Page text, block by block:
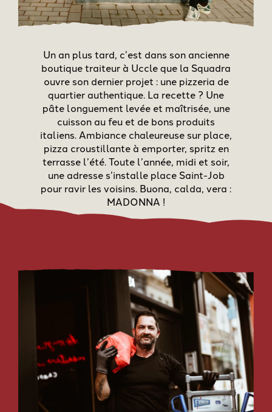
Un an plus tard, c’est dans son ancienne
boutique traiteur à Uccle que la Squadra
ouvre son dernier projet : une pizzeria de
quartier authentique. La recette ? Une
pâte longuement levée et maîtrisée, une
cuisson au feu et de bons produits
italiens. Ambiance chaleureuse sur place,
pizza croustillante à emporter, spritz en
terrasse l’été. Toute l’année, midi et soir,
une adresse s’installe place Saint-Job
pour ravir les voisins. Buona, calda, vera :
MADONNA !